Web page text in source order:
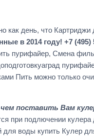
день, что
в 2014 году! +7
пурифайер, Смена
Пить можно только
поставить Вам
при подлючении
воды купить Кулер